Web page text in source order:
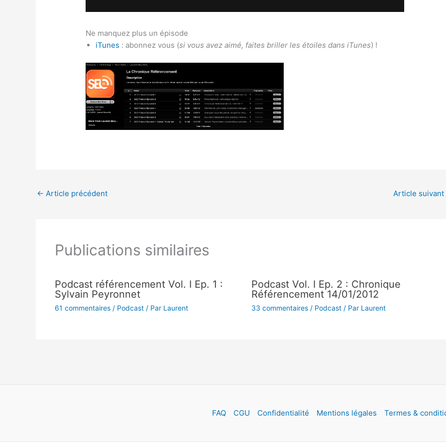
Ne manquez plus un épisode
iTunes : abonnez vous (si vous avez aimé, faites briller les étoiles dans iTunes) !
← Article précédent Article suivant
Publications similaires
Podcast référencement Vol. I Ep. 1 :
Sylvain Peyronnet
61 commentaires / Podcast/ Par Laurent
Podcast Vol. I Ep. 2 : Chronique
Référencement 14/01/2012
33 commentaires / Podcast/ Par Laurent
FAQ CGU Confidentialité Mentions légales Termes &